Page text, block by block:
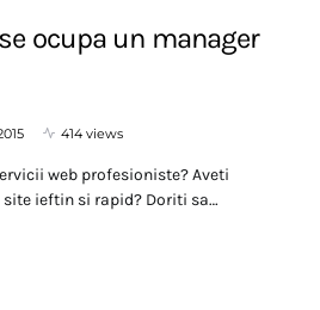
ocupa un manager
414 views
web profesioniste? Aveti
site ieftin si rapid? Doriti sa…